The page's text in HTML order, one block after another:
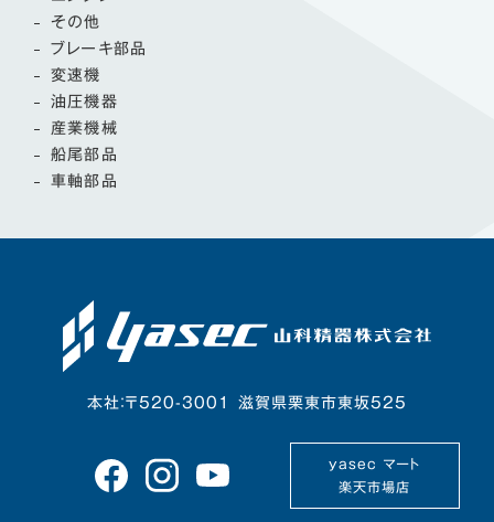
その他
ブレーキ部品
変速機
油圧機器
産業機械
船尾部品
車軸部品
本社：〒520-3001 滋賀県栗東市東坂525
yasec マート
楽天市場店